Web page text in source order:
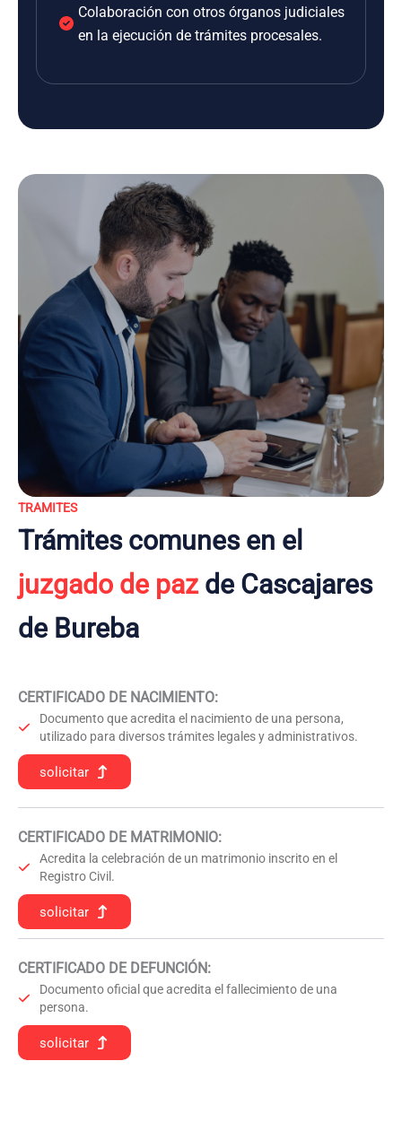
Colaboración con otros órganos judiciales
en la ejecución de trámites procesales.
TRAMITES
Trámites comunes en el
juzgado de pazde Cascajares
de Bureba
CERTIFICADO DE NACIMIENTO:
Documento que acredita el nacimiento de una persona,
utilizado para diversos trámites legales y administrativos.
solicitar
CERTIFICADO DE MATRIMONIO:
Acredita la celebración de un matrimonio inscrito en el
Registro Civil.
solicitar
CERTIFICADO DE DEFUNCIÓN:
Documento oficial que acredita el fallecimiento de una
persona.
solicitar